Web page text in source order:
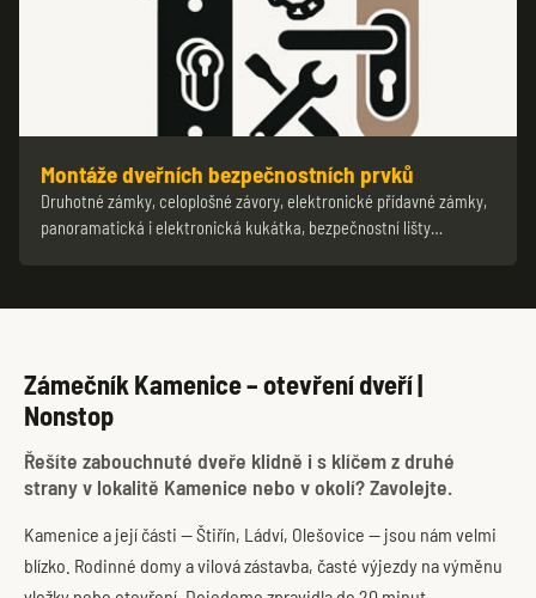
Montáže dveřních bezpečnostních prvků
Druhotné zámky, celoplošné závory, elektronické přídavné zámky,
panoramatická i elektronická kukátka, bezpečnostní lišty…
Zámečník Kamenice – otevření dveří |
Nonstop
Řešíte zabouchnuté dveře klidně i s klíčem z druhé
strany v lokalitě Kamenice nebo v okolí? Zavolejte.
Kamenice a její části — Štiřín, Ládví, Olešovice — jsou nám velmi
blízko. Rodinné domy a vilová zástavba, časté výjezdy na výměnu